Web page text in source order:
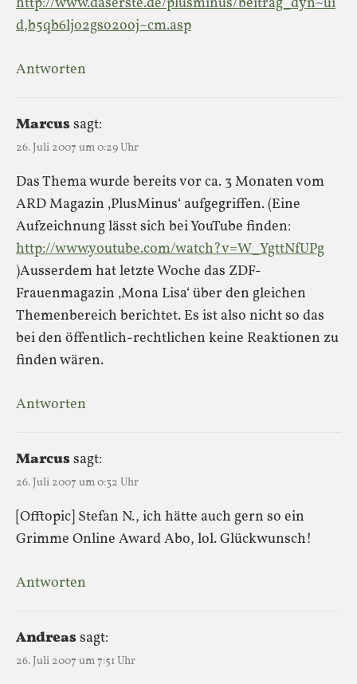
d,b5qb6ljo2gso2ooj~cm.asp
Antworten
Marcussagt:
26. Juli 2007 um 0:29 Uhr
Das Thema wurde bereits vor ca. 3 Monaten vom
ARD Magazin ‚PlusMinus‘ aufgegriffen. (Eine
Aufzeichnung lässt sich bei YouTube finden:
http://www.youtube.com/watch?v=W_YgttNfUPg
)Ausserdem hat letzte Woche das ZDF-
Frauenmagazin ‚Mona Lisa‘ über den gleichen
Themenbereich berichtet. Es ist also nicht so das
bei den öffentlich-rechtlichen keine Reaktionen zu
finden wären.
Antworten
Marcussagt:
26. Juli 2007 um 0:32 Uhr
[Offtopic] Stefan N., ich hätte auch gern so ein
Grimme Online Award Abo, lol. Glückwunsch!
Antworten
Andreassagt:
26. Juli 2007 um 7:51 Uhr